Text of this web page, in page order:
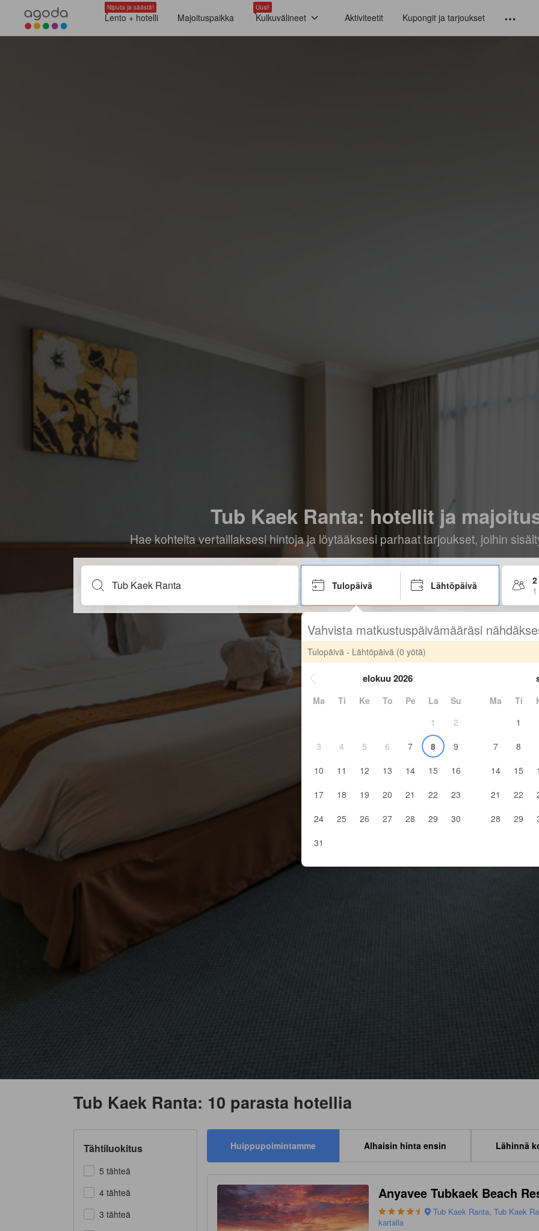
Niputa ja säästä!
Lento + hotelli Majoituspaikka
Uusi!
Kulkuvälineet Aktiviteetit Kupongit ja tarjoukset
Tub Kaek Ranta: hotellit ja
Hae kohteita vertaillaksesi hintoja ja löytääksesi parhaat tarjoukset, joihin
Tulopäivä Lähtöpäivä
Vahvista matkustuspäivämääräsi
Tulopäivä - Lähtöpäivä (0 yötä)
elokuu 2026
Ma Ti Ke To Pe La
Su
1
2
3
4 5 6 7 8
9
10
11 12 13 14 15
16
17
18 19 20 21 22
23
24
25 26 27 28 29
30
31
Ma Ti
1
7
8
14
15
21
22
28
29
Tub Kaek Ranta: 10 parasta hotellia
Tähtiluokitus
5 tähteä
4 tähteä
3 tähteä
Huippupoimintamme Alhaisin hinta ensin Lähinnä
Anyavee Tubkaek Beach
Tub Kaek Ranta, Tub Kaek
kartalla